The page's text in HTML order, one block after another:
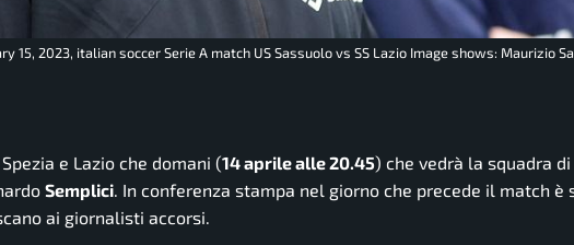
15, 2023, italian soccer Serie A match US Sassuolo vs SS Lazio Image shows: Maurizio
e Lazio che domani (14 aprile alle 20.45) che vedrà la squadra
Semplici. In conferenza stampa nel giorno che precede il match è
ai giornalisti accorsi.